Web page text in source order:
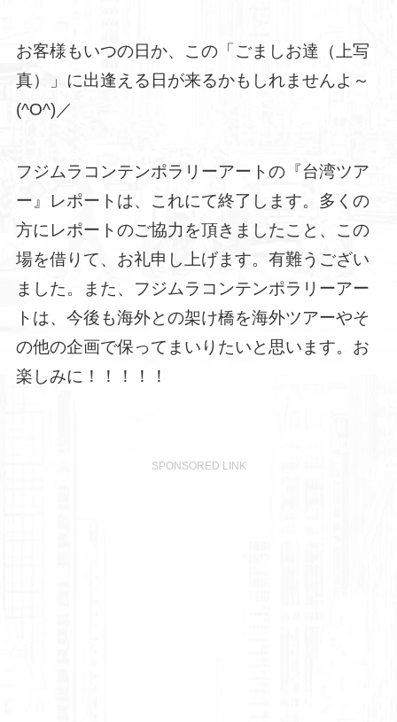
お客様もいつの日か、この「ごましお達（上写
真）」に出逢える日が来るかもしれませんよ～
(^O^)／
フジムラコンテンポラリーアートの『台湾ツア
ー』レポートは、これにて終了します。多くの
方にレポートのご協力を頂きましたこと、この
場を借りて、お礼申し上げます。有難うござい
ました。また、フジムラコンテンポラリーアー
トは、今後も海外との架け橋を海外ツアーやそ
の他の企画で保ってまいりたいと思います。お
楽しみに！！！！！
SPONSORED LINK